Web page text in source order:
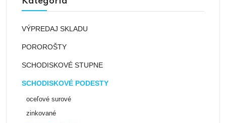
VÝPREDAJ SKLADU
POROROŠTY
SCHODISKOVÉ STUPNE
SCHODISKOVÉ PODESTY
oceľové surové
zinkované